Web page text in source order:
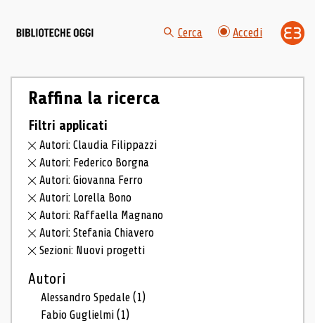
Cerca Accedi
Raffina la ricerca
Filtri applicati
Autori: Claudia Filippazzi
Autori: Federico Borgna
Autori: Giovanna Ferro
Autori: Lorella Bono
Autori: Raffaella Magnano
Autori: Stefania Chiavero
Sezioni: Nuovi progetti
Autori
Alessandro Spedale(1)
Fabio Guglielmi(1)